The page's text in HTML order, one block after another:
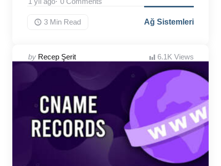
3 Min Read Ağ Sistemleri
Posted
by
by Recep Şerit 6.1K Views